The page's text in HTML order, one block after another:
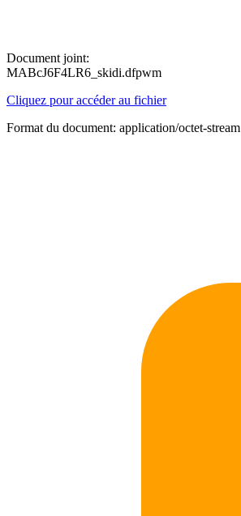
Document joint:
MABcJ6F4LR6_skidi.dfpwm
Cliquez pour accéder au fichier
Format du document: application/octet-stream